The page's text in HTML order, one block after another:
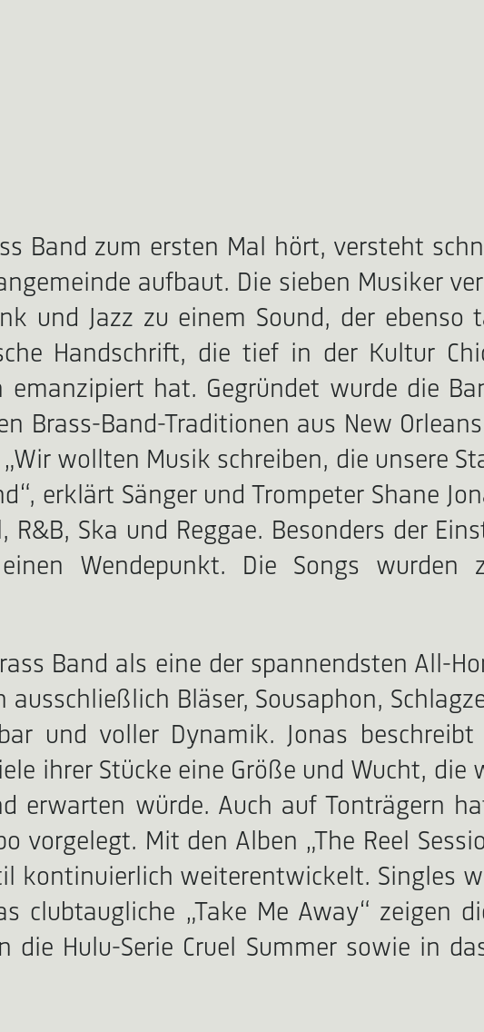
Band zum ersten Mal hört, versteht
aufbaut. Die sieben Musiker
und Jazz zu einem Sound, der
Handschrift, die tief in der Kultur
emanzipiert hat. Gegründet wurde die
Brass-Band-Traditionen aus New
wollten Musik schreiben, die unsere
erklärt Sänger und Trompeter Shane
R&B, Ska und Reggae. Besonders der
Wendepunkt. Die Songs wurden
Band als eine der spannendsten All-
ausschließlich Bläser, Sousaphon,
und voller Dynamik. Jonas
ihrer Stücke eine Größe und Wucht,
erwarten würde. Auch auf Tonträgern
vorgelegt. Mit den Alben „The Reel
kontinuierlich weiterentwickelt. Singles
clubtaugliche „Take Me Away“ zeigen
die Hulu-Serie Cruel Summer sowie in